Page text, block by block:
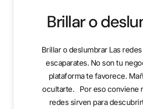
Brillar o
Brillar o deslumbrar Las
escaparates. No son tu
plataforma te favorece.
ocultarte. Por eso conviene
redes sirven para